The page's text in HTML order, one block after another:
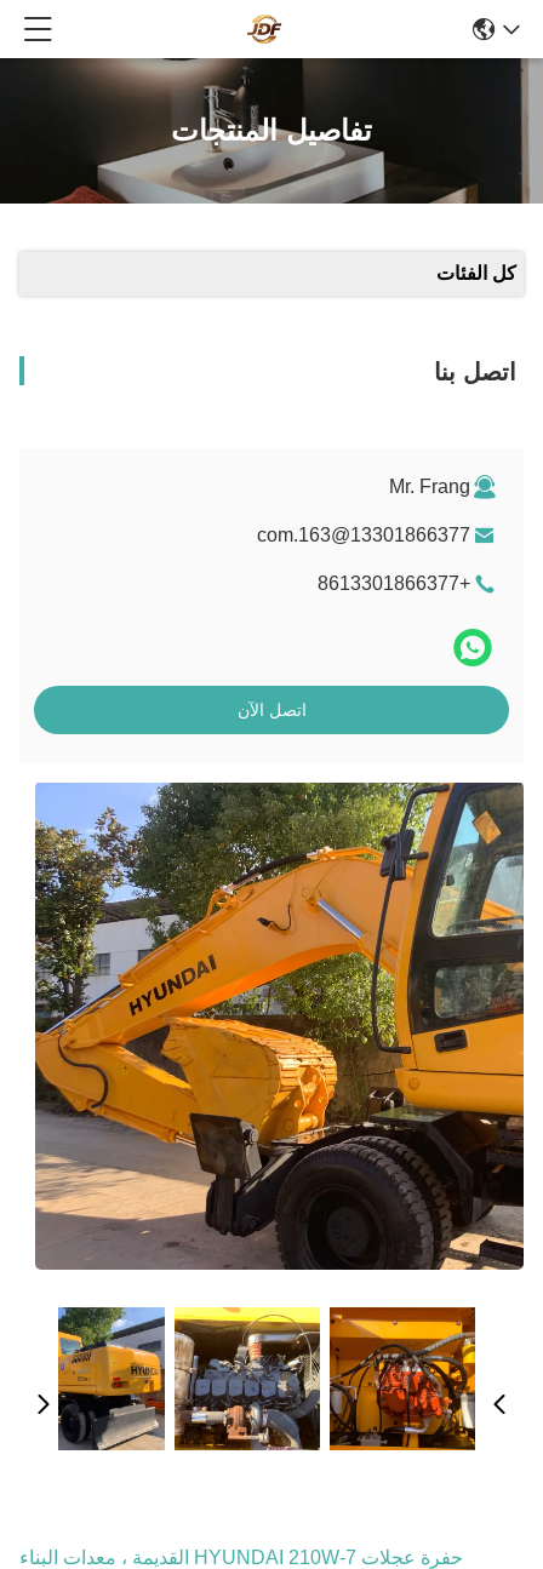
تفاصيل المنتجات
كل الفئات
اتصل بنا
Mr. Frang
13301866377@163.com
+8613301866377
اتصل الآن
حفرة عجلات HYUNDAI 210W-7 القديمة ، معدات البناء